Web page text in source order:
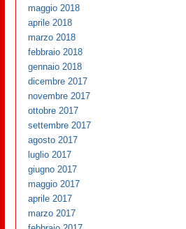
maggio 2018
aprile 2018
marzo 2018
febbraio 2018
gennaio 2018
dicembre 2017
novembre 2017
ottobre 2017
settembre 2017
agosto 2017
luglio 2017
giugno 2017
maggio 2017
aprile 2017
marzo 2017